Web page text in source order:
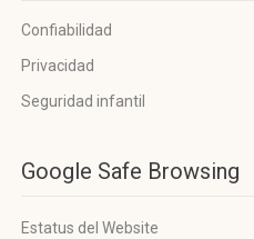
Confiabilidad
Privacidad
Seguridad infantil
Google Safe Browsing
Estatus del Website